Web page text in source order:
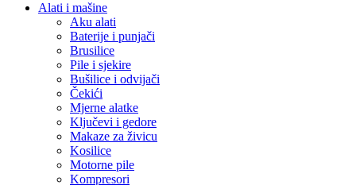
Alati i mašine
Aku alati
Baterije i punjači
Brusilice
Pile i sjekire
Bušilice i odvijači
Čekići
Mjerne alatke
Ključevi i gedore
Makaze za živicu
Kosilice
Motorne pile
Kompresori